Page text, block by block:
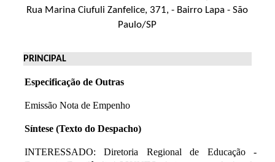
Rua Marina Ciufuli Zanfelice, 371, - Bairro Lapa - São
Paulo/SP
PRINCIPAL
Especificação de Outras
Emissão Nota de Empenho
Síntese (Texto do Despacho)
INTERESSADO: Diretoria Regional de Educação -